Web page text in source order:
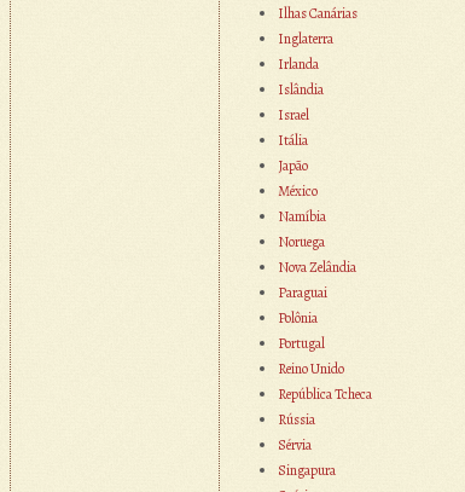
Ilhas Canárias
Inglaterra
Irlanda
Islândia
Israel
Itália
Japão
México
Namíbia
Noruega
Nova Zelândia
Paraguai
Polônia
Portugal
Reino Unido
República Tcheca
Rússia
Sérvia
Singapura